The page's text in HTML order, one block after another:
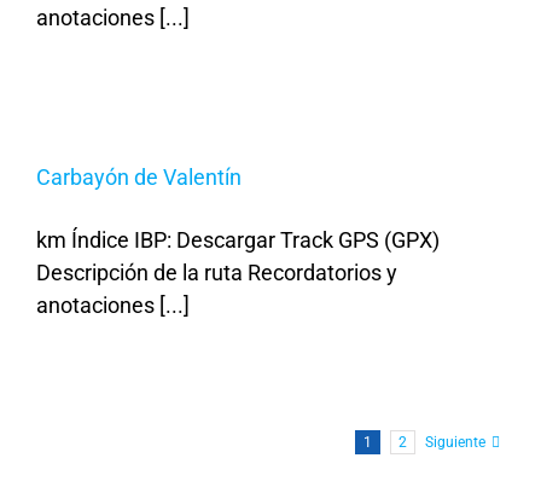
anotaciones [...]
Carbayón de Valentín
km Índice IBP: Descargar Track GPS (GPX)
Descripción de la ruta Recordatorios y
anotaciones [...]
1 2 Siguiente